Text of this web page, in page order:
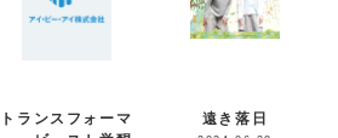
トランスフォーマ
遠き落日